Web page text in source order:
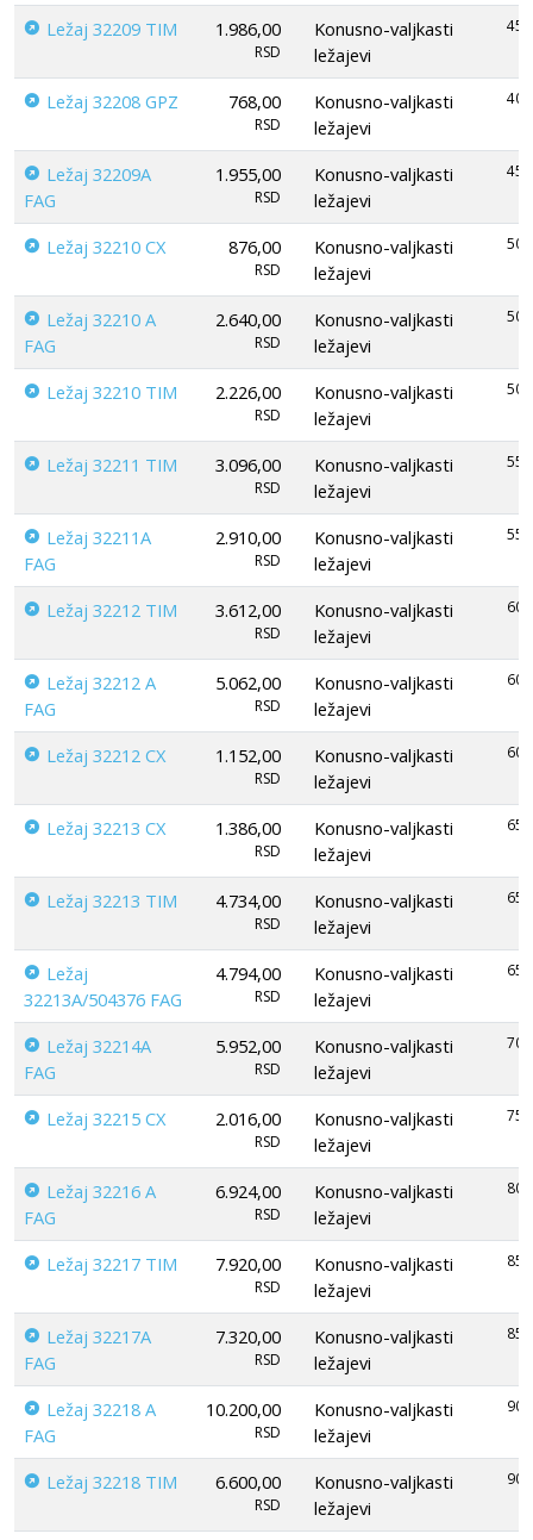
Ležaj 32209 TIM 1.986,00
RSD
Konusno-valjkasti
ležajevi
45
Ležaj 32208 GPZ 768,00
RSD
Konusno-valjkasti
ležajevi
40
Ležaj 32209A
FAG
1.955,00
RSD
Konusno-valjkasti
ležajevi
45
Ležaj 32210 CX 876,00
RSD
Konusno-valjkasti
ležajevi
50
Ležaj 32210 A
FAG
2.640,00
RSD
Konusno-valjkasti
ležajevi
50
Ležaj 32210 TIM 2.226,00
RSD
Konusno-valjkasti
ležajevi
50
Ležaj 32211 TIM 3.096,00
RSD
Konusno-valjkasti
ležajevi
55
Ležaj 32211A
FAG
2.910,00
RSD
Konusno-valjkasti
ležajevi
55
Ležaj 32212 TIM 3.612,00
RSD
Konusno-valjkasti
ležajevi
60
Ležaj 32212 A
FAG
5.062,00
RSD
Konusno-valjkasti
ležajevi
60
Ležaj 32212 CX 1.152,00
RSD
Konusno-valjkasti
ležajevi
60
Ležaj 32213 CX 1.386,00
RSD
Konusno-valjkasti
ležajevi
65
Ležaj 32213 TIM 4.734,00
RSD
Konusno-valjkasti
ležajevi
65
Ležaj
32213A/504376 FAG
4.794,00
RSD
Konusno-valjkasti
ležajevi
65
Ležaj 32214A
FAG
5.952,00
RSD
Konusno-valjkasti
ležajevi
70
Ležaj 32215 CX 2.016,00
RSD
Konusno-valjkasti
ležajevi
75
Ležaj 32216 A
FAG
6.924,00
RSD
Konusno-valjkasti
ležajevi
80
Ležaj 32217 TIM 7.920,00
RSD
Konusno-valjkasti
ležajevi
85
Ležaj 32217A
FAG
7.320,00
RSD
Konusno-valjkasti
ležajevi
85
Ležaj 32218 A
FAG
10.200,00
RSD
Konusno-valjkasti
ležajevi
90
Ležaj 32218 TIM 6.600,00
RSD
Konusno-valjkasti
ležajevi
90